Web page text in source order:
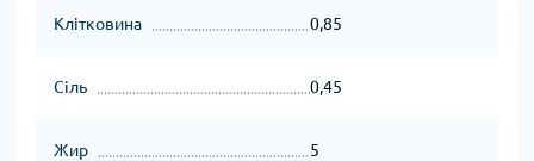
Клітковина 0,85
Сіль 0,45
Жир 5